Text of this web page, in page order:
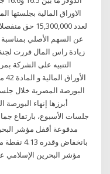
عن السهم الأصلي
أبرزها إنهاء
جلسات الأسبوع، بارتفاع
بانخفاض